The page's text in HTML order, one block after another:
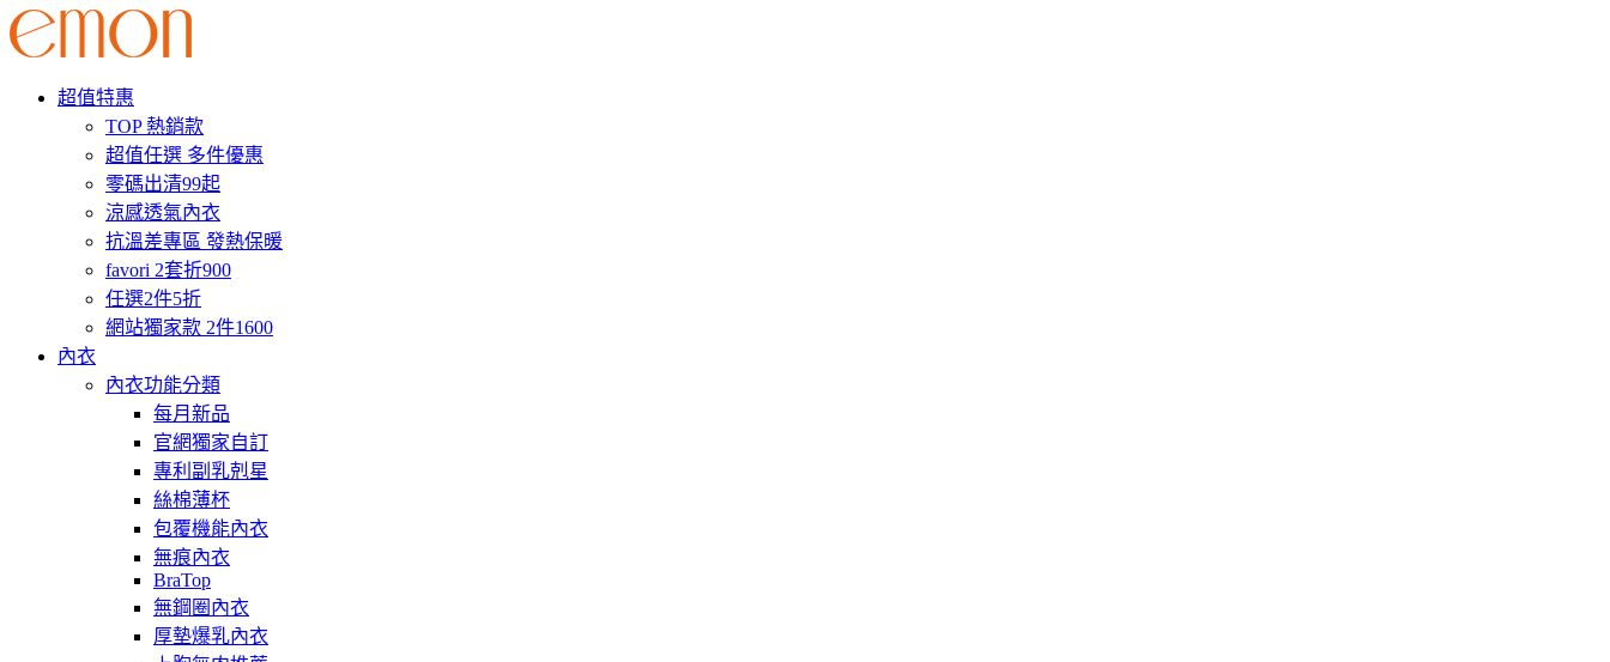
超值特惠
TOP 熱銷款
超值任選 多件優惠
零碼出清99起
涼感透氣內衣
抗溫差專區 發熱保暖
favori 2套折900
任選2件5折
網站獨家款 2件1600
內衣
內衣功能分類
每月新品
官網獨家自訂
專利副乳剋星
絲棉薄杯
包覆機能內衣
無痕內衣
BraTop
無鋼圈內衣
厚墊爆乳內衣